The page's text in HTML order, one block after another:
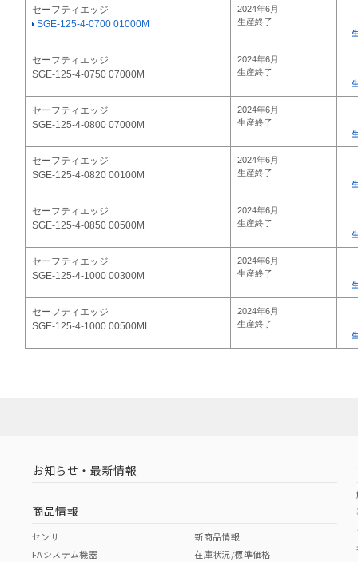
セーフティエッジ
SGE-125-4-0700 01000M
2024年6月
生産終了
セーフティエッジ
SGE-125-4-0750 07000M
2024年6月
生産終了
セーフティエッジ
SGE-125-4-0800 07000M
2024年6月
生産終了
セーフティエッジ
SGE-125-4-0820 00100M
2024年6月
生産終了
セーフティエッジ
SGE-125-4-0850 00500M
2024年6月
生産終了
セーフティエッジ
SGE-125-4-1000 00300M
2024年6月
生産終了
セーフティエッジ
SGE-125-4-1000 00500ML
2024年6月
生産終了
お知らせ・最新情報
商品情報
センサ
FAシステム機器
新商品情報
在庫状況/標準価格